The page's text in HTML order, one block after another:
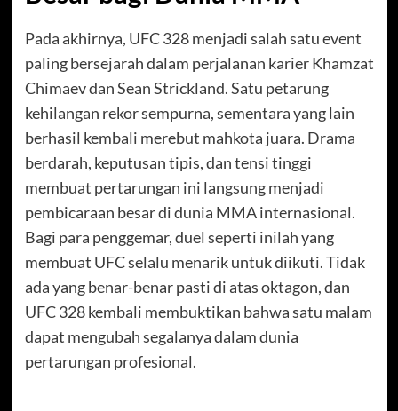
Pada akhirnya, UFC 328 menjadi salah satu event
paling bersejarah dalam perjalanan karier Khamzat
Chimaev dan Sean Strickland. Satu petarung
kehilangan rekor sempurna, sementara yang lain
berhasil kembali merebut mahkota juara. Drama
berdarah, keputusan tipis, dan tensi tinggi
membuat pertarungan ini langsung menjadi
pembicaraan besar di dunia MMA internasional.
Bagi para penggemar, duel seperti inilah yang
membuat UFC selalu menarik untuk diikuti. Tidak
ada yang benar-benar pasti di atas oktagon, dan
UFC 328 kembali membuktikan bahwa satu malam
dapat mengubah segalanya dalam dunia
pertarungan profesional.